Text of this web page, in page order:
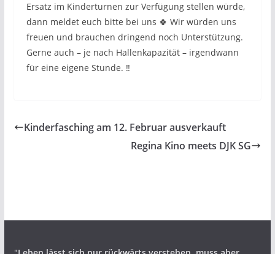
Ersatz im Kinderturnen zur Verfügung stellen würde,
dann meldet euch bitte bei uns 🍀 Wir würden uns
freuen und brauchen dringend noch Unterstützung.
Gerne auch – je nach Hallenkapazität – irgendwann
für eine eigene Stunde. ‼️
Kinderfasching am 12. Februar ausverkauft
Regina Kino meets DJK SG